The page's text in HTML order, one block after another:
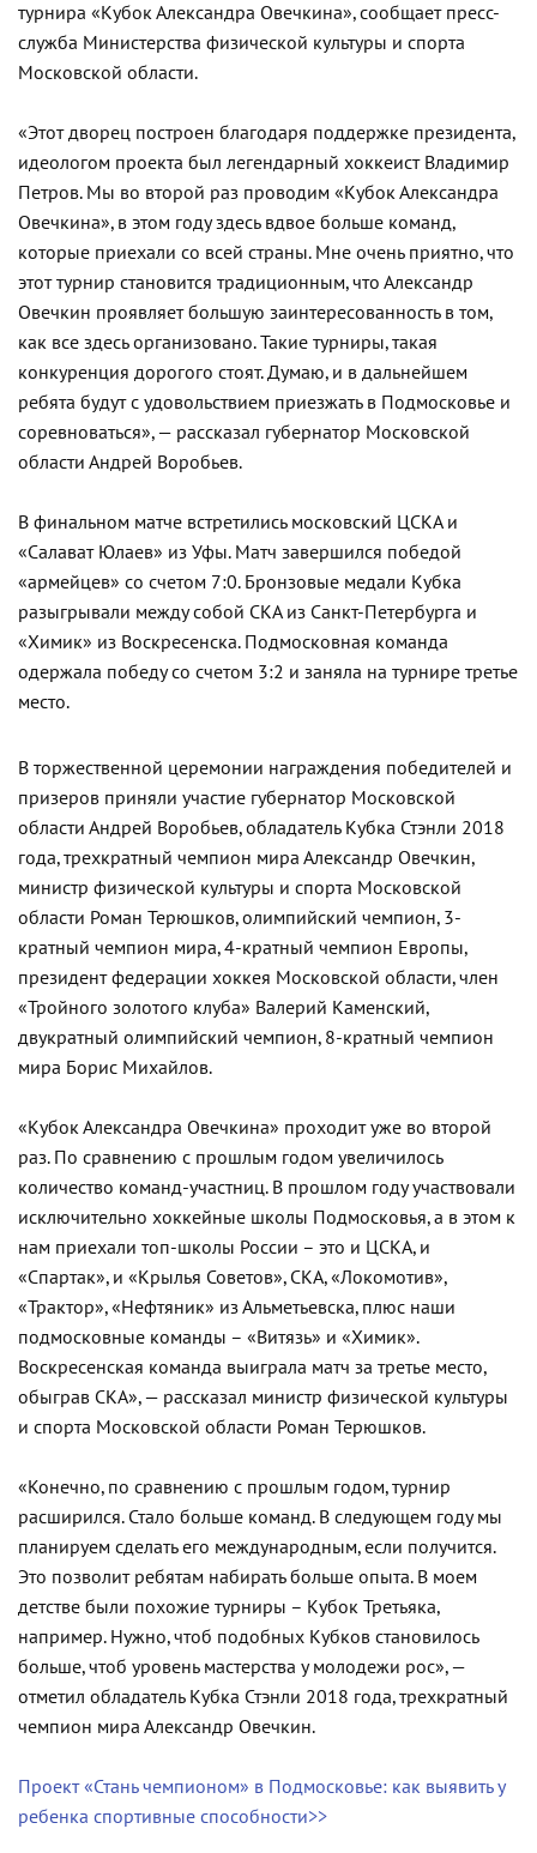
турнира «Кубок Александра Овечкина», сообщает пресс-
служба Министерства физической культуры и спорта
Московской области.
«Этот дворец построен благодаря поддержке президента,
идеологом проекта был легендарный хоккеист Владимир
Петров. Мы во второй раз проводим «Кубок Александра
Овечкина», в этом году здесь вдвое больше команд,
которые приехали со всей страны. Мне очень приятно, что
этот турнир становится традиционным, что Александр
Овечкин проявляет большую заинтересованность в том,
как все здесь организовано. Такие турниры, такая
конкуренция дорогого стоят. Думаю, и в дальнейшем
ребята будут с удовольствием приезжать в Подмосковье и
соревноваться», — рассказал губернатор Московской
области Андрей Воробьев.
В финальном матче встретились московский ЦСКА и
«Салават Юлаев» из Уфы. Матч завершился победой
«армейцев» со счетом 7:0. Бронзовые медали Кубка
разыгрывали между собой СКА из Санкт-Петербурга и
«Химик» из Воскресенска. Подмосковная команда
одержала победу со счетом 3:2 и заняла на турнире третье
место.
В торжественной церемонии награждения победителей и
призеров приняли участие губернатор Московской
области Андрей Воробьев, обладатель Кубка Стэнли 2018
года, трехкратный чемпион мира Александр Овечкин,
министр физической культуры и спорта Московской
области Роман Терюшков, олимпийский чемпион, 3-
кратный чемпион мира, 4-кратный чемпион Европы,
президент федерации хоккея Московской области, член
«Тройного золотого клуба» Валерий Каменский,
двукратный олимпийский чемпион, 8-кратный чемпион
мира Борис Михайлов.
«Кубок Александра Овечкина» проходит уже во второй
раз. По сравнению с прошлым годом увеличилось
количество команд-участниц. В прошлом году участвовали
исключительно хоккейные школы Подмосковья, а в этом к
нам приехали топ-школы России – это и ЦСКА, и
«Спартак», и «Крылья Советов», СКА, «Локомотив»,
«Трактор», «Нефтяник» из Альметьевска, плюс наши
подмосковные команды – «Витязь» и «Химик».
Воскресенская команда выиграла матч за третье место,
обыграв СКА», — рассказал министр физической культуры
и спорта Московской области Роман Терюшков.
«Конечно, по сравнению с прошлым годом, турнир
расширился. Стало больше команд. В следующем году мы
планируем сделать его международным, если получится.
Это позволит ребятам набирать больше опыта. В моем
детстве были похожие турниры – Кубок Третьяка,
например. Нужно, чтоб подобных Кубков становилось
больше, чтоб уровень мастерства у молодежи рос», —
отметил обладатель Кубка Стэнли 2018 года, трехкратный
чемпион мира Александр Овечкин.
Проект «Стань чемпионом» в Подмосковье: как выявить у
ребенка спортивные способности>>